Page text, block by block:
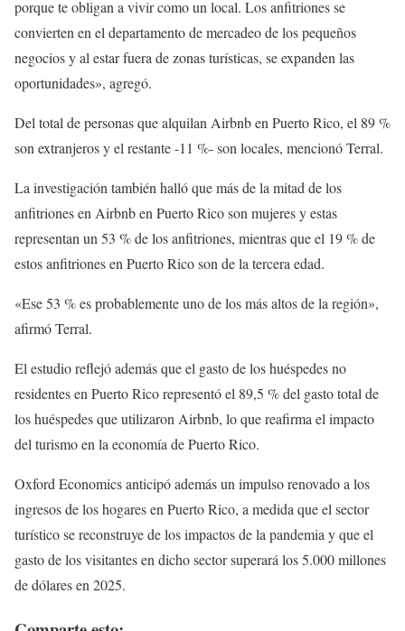
porque te obligan a vivir como un local. Los anfitriones se
convierten en el departamento de mercadeo de los pequeños
negocios y al estar fuera de zonas turísticas, se expanden las
oportunidades», agregó.
Del total de personas que alquilan Airbnb en Puerto Rico, el 89 %
son extranjeros y el restante -11 %- son locales, mencionó Terral.
La investigación también halló que más de la mitad de los
anfitriones en Airbnb en Puerto Rico son mujeres y estas
representan un 53 % de los anfitriones, mientras que el 19 % de
estos anfitriones en Puerto Rico son de la tercera edad.
«Ese 53 % es probablemente uno de los más altos de la región»,
afirmó Terral.
El estudio reflejó además que el gasto de los huéspedes no
residentes en Puerto Rico representó el 89,5 % del gasto total de
los huéspedes que utilizaron Airbnb, lo que reafirma el impacto
del turismo en la economía de Puerto Rico.
Oxford Economics anticipó además un impulso renovado a los
ingresos de los hogares en Puerto Rico, a medida que el sector
turístico se reconstruye de los impactos de la pandemia y que el
gasto de los visitantes en dicho sector superará los 5.000 millones
de dólares en 2025.